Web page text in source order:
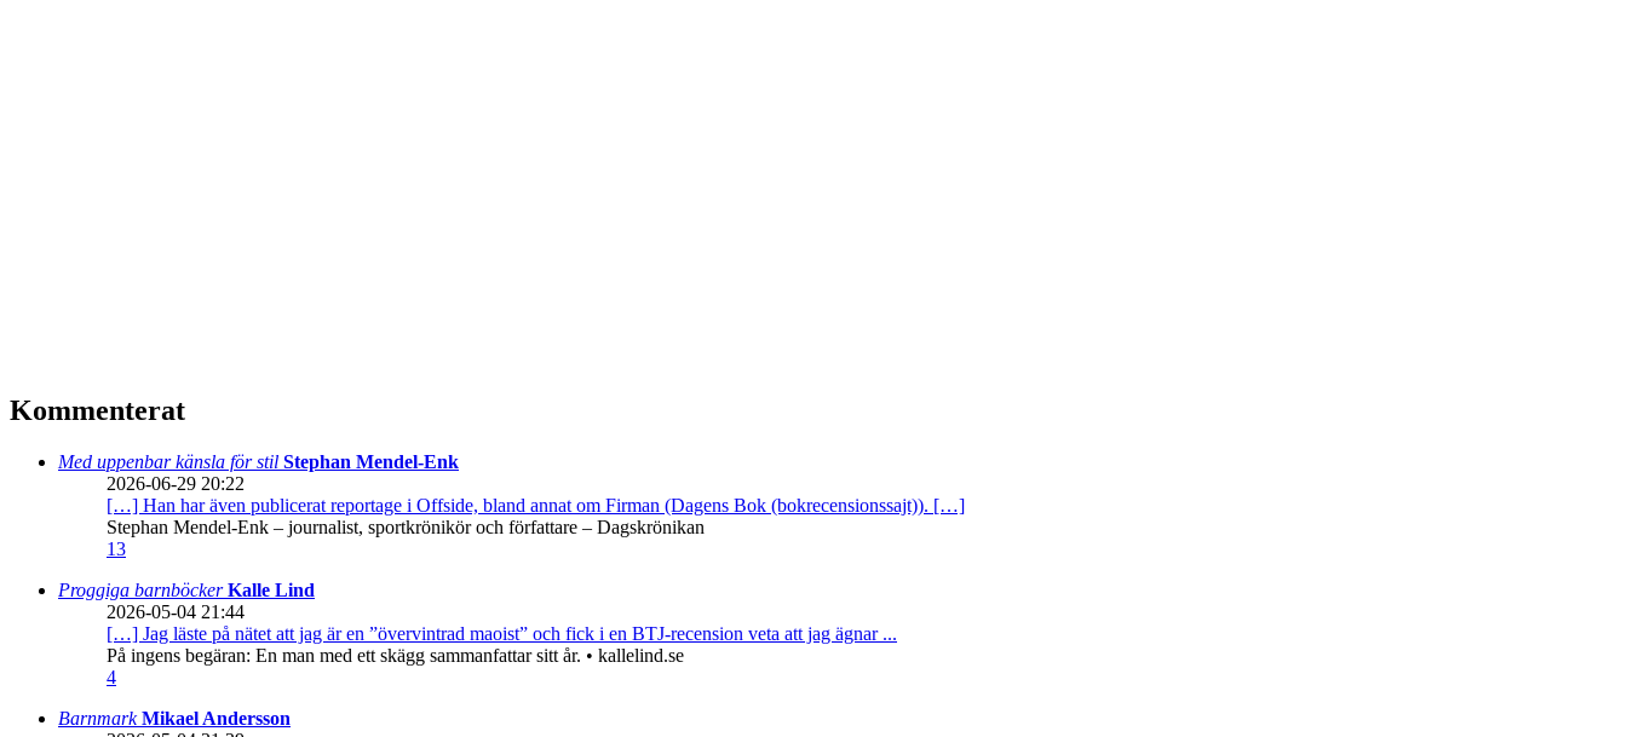
Kommenterat
Med uppenbar känsla för stil Stephan Mendel-Enk
2026-06-29 20:22
[…] Han har även publicerat reportage i Offside, bland annat om Firman (Dagens Bok (bokrecensionssajt)). […]
Stephan Mendel-Enk – journalist, sportkrönikör och författare – Dagskrönikan
13
Proggiga barnböckerKalle Lind
2026-05-04 21:44
[…] Jag läste på nätet att jag är en ”övervintrad maoist” och fick i en BTJ-recension veta att jag ägnar ...
På ingens begäran: En man med ett skägg sammanfattar sitt år. • kallelind.se
4
BarnmarkMikael Andersson